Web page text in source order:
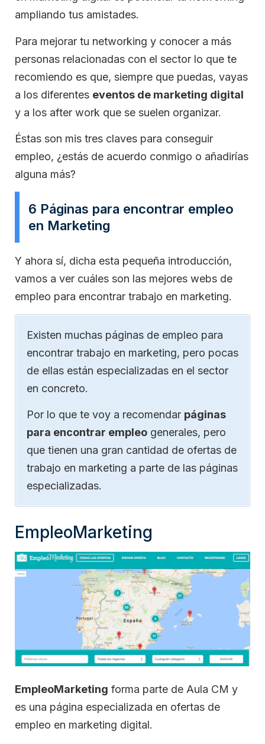
ampliando tus amistades.
Para mejorar tu networking y conocer a más
personas relacionadas con el sector lo que te
recomiendo es que, siempre que puedas, vayas
a los diferentes eventos de marketing digital
y a los after work que se suelen organizar.
Éstas son mis tres claves para conseguir
empleo, ¿estás de acuerdo conmigo o añadirías
alguna más?
6 Páginas para encontrar empleo
en Marketing
Y ahora sí, dicha esta pequeña introducción,
vamos a ver cuáles son las mejores webs de
empleo para encontrar trabajo en marketing.
Existen muchas páginas de empleo para
encontrar trabajo en marketing, pero pocas
de ellas están especializadas en el sector
en concreto.
Por lo que te voy a recomendar páginas
para encontrar empleo generales, pero
que tienen una gran cantidad de ofertas de
trabajo en marketing a parte de las páginas
especializadas.
EmpleoMarketing
EmpleoMarketing forma parte de Aula CM y
es una página especializada en ofertas de
empleo en marketing digital.